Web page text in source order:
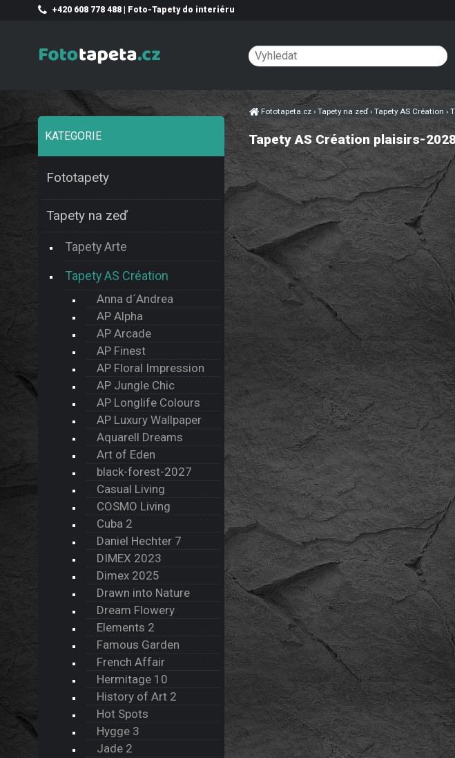
Tapety AS Création plaisirs-2028
KATEGORIE
Fototapety
Tapety na zeď
Tapety Arte
Tapety AS Création
Anna d´Andrea
AP Alpha
AP Arcade
AP Finest
AP Floral Impression
AP Jungle Chic
AP Longlife Colours
AP Luxury Wallpaper
Aquarell Dreams
Art of Eden
black-forest-2027
Casual Living
COSMO Living
Cuba 2
Daniel Hechter 7
DIMEX 2023
Dimex 2025
Drawn into Nature
Dream Flowery
Elements 2
Famous Garden
French Affair
Hermitage 10
History of Art 2
Hot Spots
Hygge 3
Jade 2
Fototapeta.cz›Tapety na zeď›Tapety AS Création ›
+420 608 778 488 | Foto-Tapety do interiéru